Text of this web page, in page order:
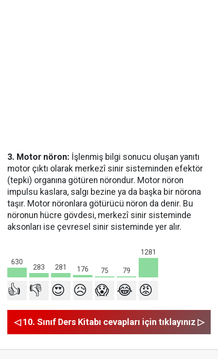
3. Motor nöron: İşlenmiş bilgi sonucu oluşan yanıtı
motor çıktı olarak merkezî sinir sisteminden efektör
(tepki) organına götüren nörondur. Motor nöron
impulsu kaslara, salgı bezine ya da başka bir nörona
taşır. Motor nöronlara götürücü nöron da denir. Bu
nöronun hücre gövdesi, merkezî sinir sisteminde
aksonları ise çevresel sinir sisteminde yer alır.
630
283 281 176 75 79
1281
👍 👎 😍 😥 😱 😂 😡
◁ 10. Sınıf Ders Kitabı cevapları için tıklayınız ▷